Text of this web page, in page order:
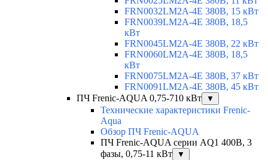
FRN0032LM2A-4E 380В, 15 кВт
FRN0039LM2A-4E 380В, 18,5
кВт
FRN0045LM2A-4E 380В, 22 кВт
FRN0060LM2A-4E 380В, 18,5
кВт
FRN0075LM2A-4E 380В, 37 кВт
FRN0091LM2A-4E 380В, 45 кВт
ПЧ Frenic-AQUA 0,75-710 кВт
▼
Технические характеристики Frenic-
Aqua
Обзор ПЧ Frenic-AQUA
ПЧ Frenic-AQUA серии AQ1 400В, 3
фазы, 0,75-11 кВт
▼